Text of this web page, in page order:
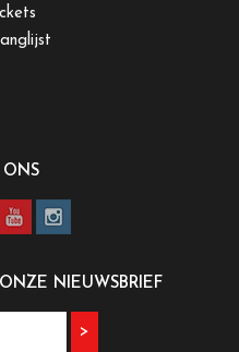
ONS
NIEUWSBRIEF
>